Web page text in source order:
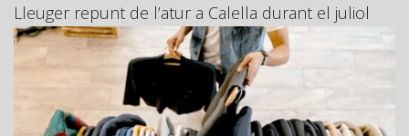
Lleuger repunt de l’atur a Calella durant el juliol